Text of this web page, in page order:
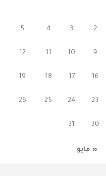
« مايو
2
3
4
5
9
10
11
12
16
17
18
19
23
24
25
26
30
31